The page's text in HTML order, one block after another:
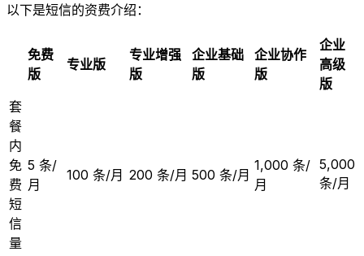
以下是短信的资费介绍：
免费
版
专业版
专业增强
版
企业基础
版
企业协作
版
企业
高级
版
套
餐
内
免
费
短
信
量
5 条/
月
100 条/月 200 条/月 500 条/月
1,000 条/
月
5,000
条/月